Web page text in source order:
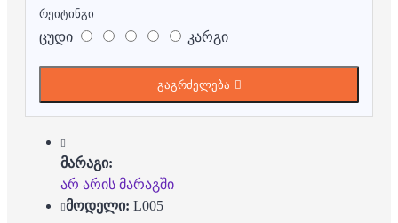
რეიტინგი
ცუდი კარგი
გაგრძელება
მარაგი:
არ არის მარაგში
მოდელი: L005